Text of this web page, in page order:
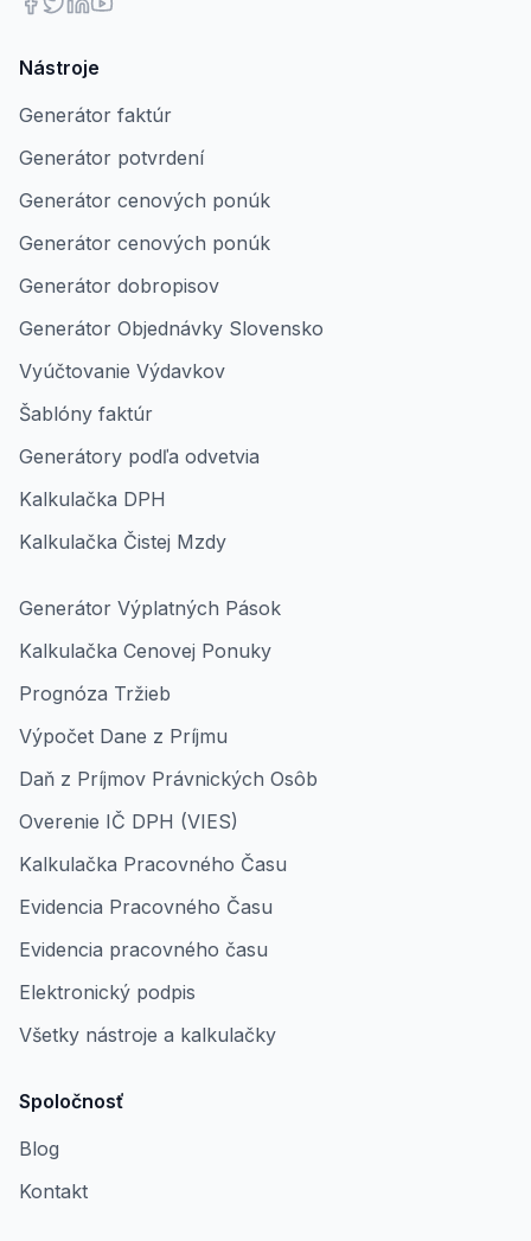
Nástroje
Generátor faktúr
Generátor potvrdení
Generátor cenových ponúk
Generátor cenových ponúk
Generátor dobropisov
Generátor Objednávky Slovensko
Vyúčtovanie Výdavkov
Šablóny faktúr
Generátory podľa odvetvia
Kalkulačka DPH
Kalkulačka Čistej Mzdy
Generátor Výplatných Pások
Kalkulačka Cenovej Ponuky
Prognóza Tržieb
Výpočet Dane z Príjmu
Daň z Príjmov Právnických Osôb
Overenie IČ DPH (VIES)
Kalkulačka Pracovného Času
Evidencia Pracovného Času
Evidencia pracovného času
Elektronický podpis
Všetky nástroje a kalkulačky
Spoločnosť
Blog
Kontakt